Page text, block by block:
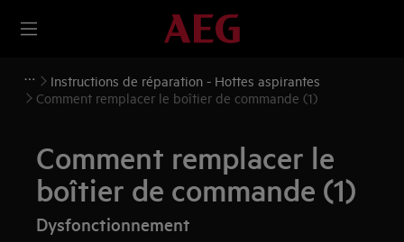
Instructions de réparation - Hottes aspirantes
Comment remplacer le boîtier de commande (1)
Comment remplacer le
boîtier de commande (1)
Dysfonctionnement